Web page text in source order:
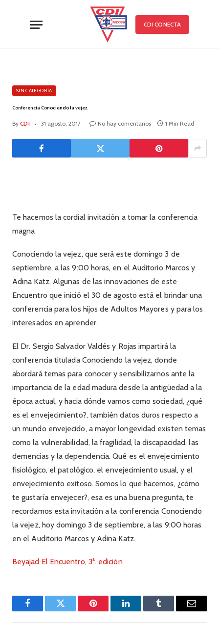
CDI CONECTA
SIN CATEGORÍA
Conferencia Conociendo la vejez
By CDI 31 agosto, 2017 No hay comentarios 1 Min Read
Te hacemos la cordial invitación a tomar la conferencia
magna
Conociendo la vejez, que será este domingo 3 de
septiembre, a las 9:00 horas, en el Auditorio Marcos y
Adina Katz. Algunas de las innovaciones de este
Encuentro que inició el 30 de agosto está el brindar una
conferencia para los hijos de Adultos Mayores y para los
interesados en aprender.
El Dr. Sergio Salvador Valdés y Rojas impartirá la
conferencia titulada Conociendo la vejez, donde
abordará temas para conocer y sensibilizarnos ante la
importancia de la edad madura desde la antigüedad a la
época actual, y hacia dónde vamos como sociedad, ¿qué
es el envejecimiento?, también datos duros respecto a
un mundo envejecido, a mayor longevidad existen temas
como la vulnerabilidad, la fragilidad, la discapacidad, las
demencias y la dependencia. Qué es el envejecimiento
fisiológico, el patológico, el envejecimiento usual, y el
envejecimiento exitoso. Somos lo que hacemos, ¿cómo
te gustaría envejecer?, esa es una buena pregunta, te
recordamos esta invitación a la conferencia Conociendo
la vejez, hoy domingo 3 de septiembre, a las 9:00 horas
en el Auditorio Marcos y Adina Katz.
Beyajad El Encuentro, 3ª. edición
FacebookTwitter Pinterest LinkedInTumblr Email